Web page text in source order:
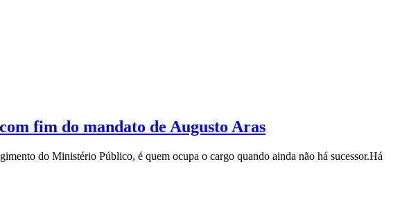
fim do mandato de Augusto Aras
do Ministério Público, é quem ocupa o cargo quando ainda não há sucessor.Há